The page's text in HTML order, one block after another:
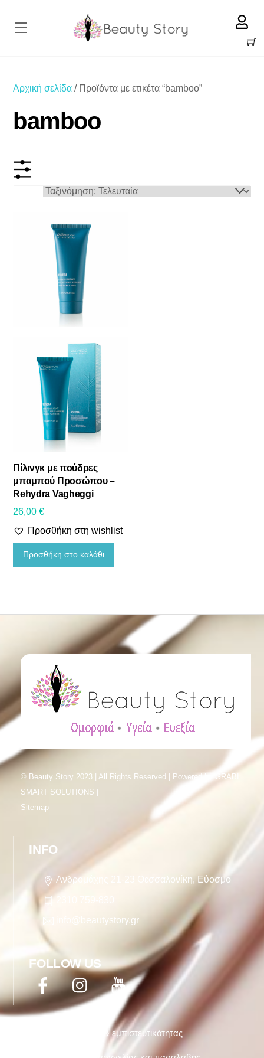
Menu
Cart
Αρχική σελίδα / Προϊόντα με ετικέτα “bamboo”
bamboo
On sale
Κατηγορίες προϊόντων
Πρόσωπο
Σώμα
Δωροκάρτες
Συμπληρώματα διατροφής
BRANDS
Φυσικά Καλλυντικά
Αντηλιακή προστασία
Αντρική φροντίδα
Φροντίδα άκρων
Δώρα ομορφιάς
Ανθοϊάματα
Πίλινγκ με πούδρες
μπαμπού Προσώπου –
Rehydra Vagheggi
26,00€
Προσθήκη στη wishlist
Προσθήκη στο καλάθι
© Beauty Story 2023 | All Rights Reserved | Powered byGRABI
SMART SOLUTIONS |
Sitemap
INFO
Ανδρομάχης 21-23 Θεσσαλονίκη, Εύοσμο
info@beautystory.gr
FOLLOW US
FacebookTwitter YouTube
Όροι χρήσης & εμπιστευτικότητας